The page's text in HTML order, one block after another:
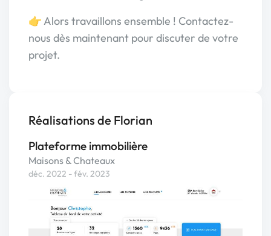
👉 Alors travaillons ensemble ! Contactez-
nous dès maintenant pour discuter de votre
projet.
Réalisations de Florian
Plateforme immobilière
Maisons & Chateaux
déc. 2022 - fév. 2023